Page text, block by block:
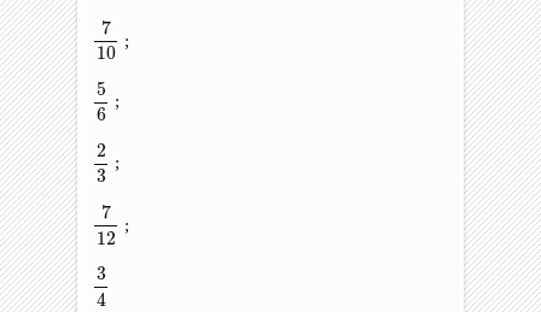
7
10
10
;
5
6
56
;
2
3
23
;
7
12
12
;
3
4
34